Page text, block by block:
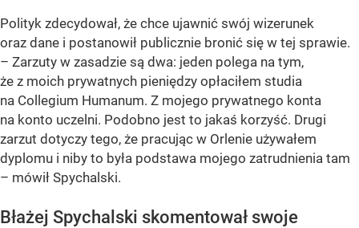
Polityk zdecydował, że chce ujawnić swój wizerunek
oraz dane i postanowił publicznie bronić się w tej sprawie.
– Zarzuty w zasadzie są dwa: jeden polega na tym,
że z moich prywatnych pieniędzy opłaciłem studia
na Collegium Humanum. Z mojego prywatnego konta
na konto uczelni. Podobno jest to jakaś korzyść. Drugi
zarzut dotyczy tego, że pracując w Orlenie używałem
dyplomu i niby to była podstawa mojego zatrudnienia tam
– mówił Spychalski.
Błażej Spychalski skomentował swoje